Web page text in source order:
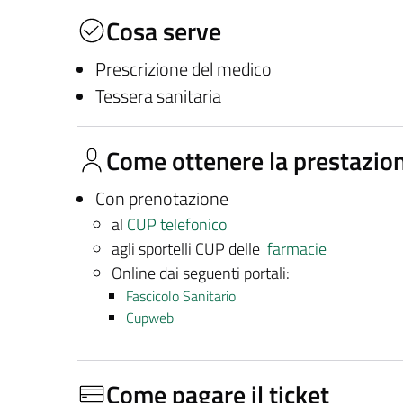
Cosa serve
Prescrizione del medico
Tessera sanitaria
Come ottenere la
Con prenotazione
al CUP telefonico
agli sportelli CUP delle farmacie
Online dai seguenti portali:
Fascicolo Sanitario
Cupweb
Come pagare il ticket